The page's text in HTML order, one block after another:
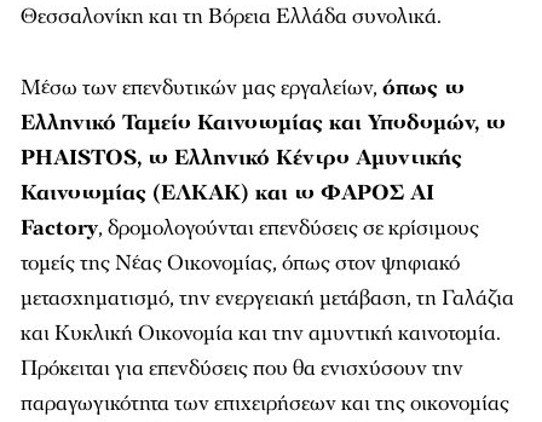
Θεσσαλονίκη και τη Βόρεια Ελλάδα συνολικά.
Μέσω των επενδυτικών μας εργαλείων, όπως το
Ελληνικό Ταμείο Καινοτομίας και Υποδομών, το
PHAISTOS, το Ελληνικό Κέντρο Αμυντικής
Καινοτομίας (ΕΛΚΑΚ) και το ΦΑΡΟΣ AI
Factory, δρομολογούνται επενδύσεις σε κρίσιμους
τομείς της Νέας Οικονομίας, όπως στον ψηφιακό
μετασχηματισμό, την ενεργειακή μετάβαση, τη Γαλάζια
και Κυκλική Οικονομία και την αμυντική καινοτομία.
Πρόκειται για επενδύσεις που θα ενισχύσουν την
παραγωγικότητα των επιχειρήσεων και της οικονομίας